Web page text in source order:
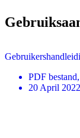
PDF bestand
20 April 2022